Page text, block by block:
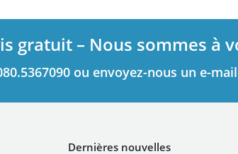
gratuit – Nous sommes à
ou envoyez-nous un e-
Dernières nouvelles